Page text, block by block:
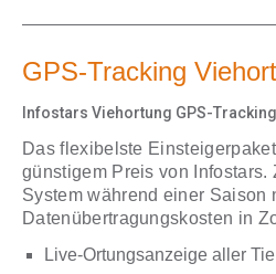
GPS-Tracking
Infostars Viehortung GPS-
Das flexibelste
günstigem Preis von
System während einer Saison
Datenübertragungskosten in
Live-Ortungsanzeige aller